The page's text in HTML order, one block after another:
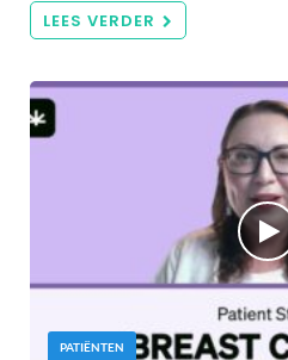
LEES VERDER
PATIËNTEN